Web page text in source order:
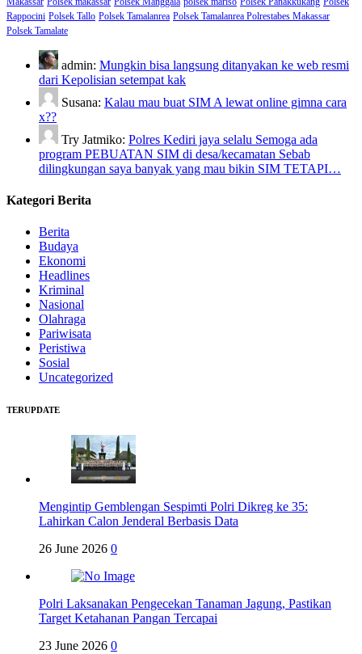
Rappocini Polsek Tallo Polsek Tamalanrea Polsek Tamalanrea Polrestabes Makassar
Polsek Tamalate
admin: Mungkin bisa langsung ditanyakan ke web resmi
dari Kepolisian setempat kak
Susana: Kalau mau buat SIM A lewat online gimna cara
x??
Try Jatmiko: Polres Kediri jaya selalu Semoga ada
program PEBUATAN SIM di desa/kecamatan Sebab
dilingkungan saya banyak yang mau bikin SIM TETAPI…
Kategori Berita
Berita
Budaya
Ekonomi
Headlines
Kriminal
Nasional
Olahraga
Pariwisata
Peristiwa
Sosial
Uncategorized
TERUPDATE
Mengintip Gemblengan Sespimti Polri Dikreg ke 35:
Lahirkan Calon Jenderal Berbasis Data
26 June 2026 0
Polri Laksanakan Pengecekan Tanaman Jagung, Pastikan
Target Ketahanan Pangan Tercapai
23 June 2026 0